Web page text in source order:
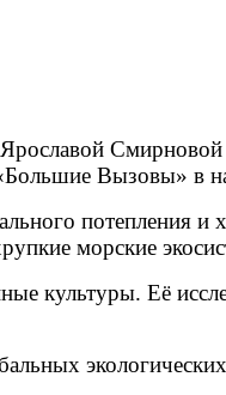
Вызовы» в
потепления
морские
культуры. Её